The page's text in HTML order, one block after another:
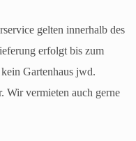
gelten innerhalb des
erfolgt bis zum
Gartenhaus jwd.
Wir vermieten auch gerne